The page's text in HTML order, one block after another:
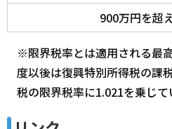
900万円を超
※限界税率とは適用される最
度以後は復興特別所得税の課
税の限界税率に1.021を乗じて